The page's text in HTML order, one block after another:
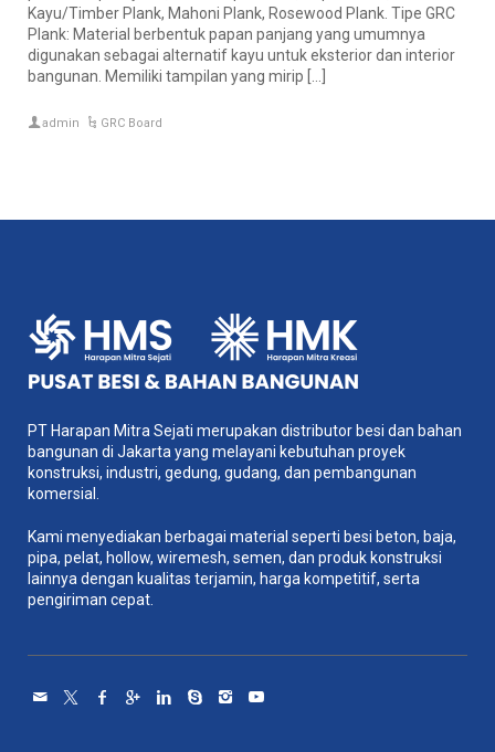
Kayu/Timber Plank, Mahoni Plank, Rosewood Plank. Tipe GRC
Plank: Material berbentuk papan panjang yang umumnya
digunakan sebagai alternatif kayu untuk eksterior dan interior
bangunan. Memiliki tampilan yang mirip […]
admin GRC Board
PT Harapan Mitra Sejati merupakan distributor besi dan bahan
bangunan di Jakarta yang melayani kebutuhan proyek
konstruksi, industri, gedung, gudang, dan pembangunan
komersial.
Kami menyediakan berbagai material seperti besi beton, baja,
pipa, pelat, hollow, wiremesh, semen, dan produk konstruksi
lainnya dengan kualitas terjamin, harga kompetitif, serta
pengiriman cepat.